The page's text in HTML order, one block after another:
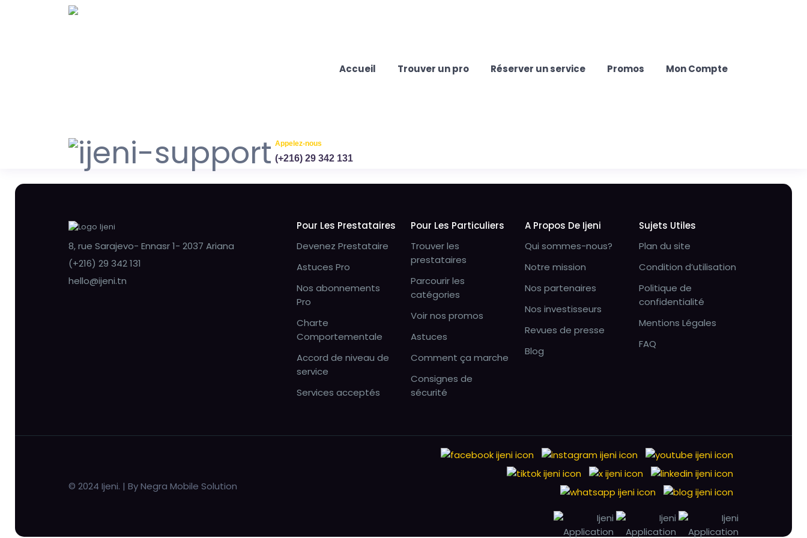
Accueil Trouver un pro Réserver un service Promos Mon Compte
Appelez-nous
(+216) 29 342 131
8, rue Sarajevo- Ennasr 1- 2037 Ariana
(+216) 29 342 131
hello@ijeni.tn
Pour Les Prestataires
Devenez Prestataire
Astuces Pro
Nos abonnements
Pro
Charte
Comportementale
Accord de niveau de
service
Services acceptés
Pour Les Particuliers
Trouver les
prestataires
Parcourir les
catégories
Voir nos promos
Astuces
Comment ça marche
Consignes de
sécurité
A Propos De Ijeni
Qui sommes-nous?
Notre mission
Nos partenaires
Nos investisseurs
Revues de presse
Blog
Sujets Utiles
Plan du site
Condition d’utilisation
Politique de
confidentialité
Mentions Légales
FAQ
© 2024 Ijeni. | By Negra Mobile Solution